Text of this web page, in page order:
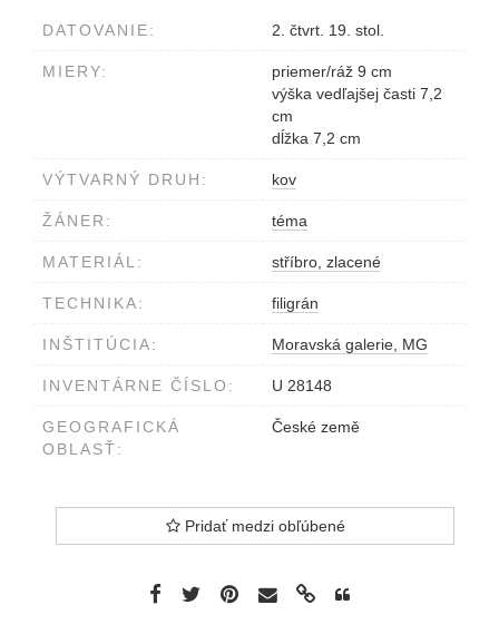
DATOVANIE: 2. čtvrt. 19. stol.
MIERY:
priemer/ráž 9 cm
výška vedľajšej časti 7,2
cm
dĺžka 7,2 cm
VÝTVARNÝ DRUH: kov
ŽÁNER: téma
MATERIÁL: stříbro, zlacené
TECHNIKA: filigrán
INŠTITÚCIA: Moravská galerie, MG
INVENTÁRNE ČÍSLO: U 28148
GEOGRAFICKÁ
OBLASŤ:
České země
Pridať medzi obľúbené